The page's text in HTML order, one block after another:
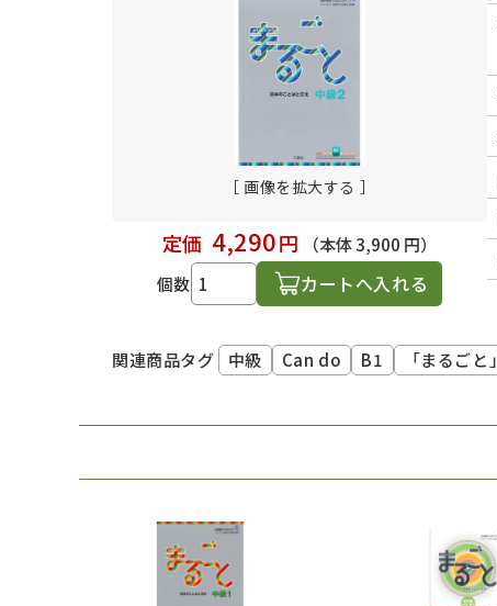
日本語学習関連副読本
［ 画像を拡大する ］
定価 4,290円
（本体 3,900 円）
個数
カートへ入れる
関連商品タグ 中級 Can do B1 「まるごと」